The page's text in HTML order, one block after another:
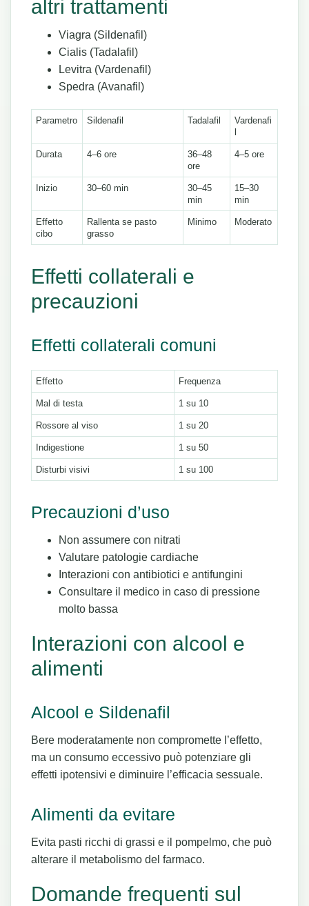
altri trattamenti
Viagra (Sildenafil)
Cialis (Tadalafil)
Levitra (Vardenafil)
Spedra (Avanafil)
Parametro Sildenafil Tadalafil
Vardenafi
Durata 4–6 ore
36–48
ore
4–5 ore
Inizio 30–60 min
30–45
min
15–30
min
Effetto
cibo
Rallenta se pasto
grasso
Minimo Moderato
Effetti collaterali e
precauzioni
Effetti collaterali comuni
Effetto Frequenza
Mal di testa 1 su 10
Rossore al viso 1 su 20
Indigestione 1 su 50
Disturbi visivi 1 su 100
Precauzioni d’uso
Non assumere con nitrati
Valutare patologie cardiache
Interazioni con antibiotici e antifungini
Consultare il medico in caso di pressione
molto bassa
Interazioni con alcool e
alimenti
Alcool e Sildenafil
Bere moderatamente non compromette l’effetto,
ma un consumo eccessivo può potenziare gli
effetti ipotensivi e diminuire l’efficacia sessuale.
Alimenti da evitare
Evita pasti ricchi di grassi e il pompelmo, che può
alterare il metabolismo del farmaco.
Domande frequenti sul